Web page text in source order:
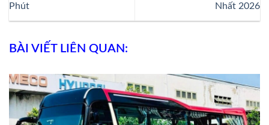
Phút
Nhất 2026
BÀI VIẾT LIÊN QUAN: